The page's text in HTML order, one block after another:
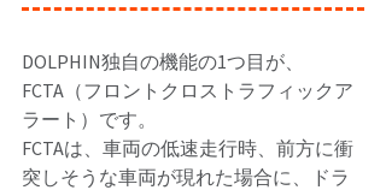
DOLPHIN独自の機能の1つ目が、
FCTA（フロントクロストラフィックア
ラート）です。
FCTAは、車両の低速走行時、前方に衝
突しそうな車両が現れた場合に、ドラ